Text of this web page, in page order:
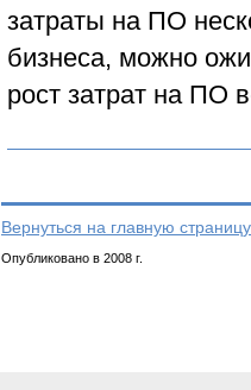
затраты на ПО
бизнеса, можно
рост затрат на ПО
Вернуться на главную
Опубликовано в 2008 г.